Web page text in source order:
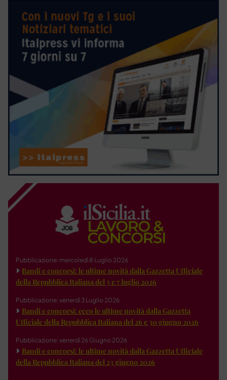
Pubblicazione: mercoledì 8 Luglio 2026
Bandi e concorsi: le ultime novità dalla Gazzetta Ufficiale
della Repubblica Italiana del 3 e 7 luglio 2026
Pubblicazione: venerdì 3 Luglio 2026
Bandi e concorsi: ecco le ultime novità dalla Gazzetta
Ufficiale della Repubblica Italiana del 26 e 30 giugno 2026
Pubblicazione: venerdì 26 Giugno 2026
Bandi e concorsi: le ultime novità dalla Gazzetta Ufficiale
della Repubblica Italiana del 23 giugno 2026